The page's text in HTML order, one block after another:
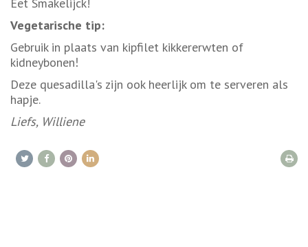
Vegetarische tip:
Gebruik in plaats van kipfilet kikkererwten of
kidneybonen!
Deze quesadilla's zijn ook heerlijk om te serveren als
hapje.
Liefs, Williene